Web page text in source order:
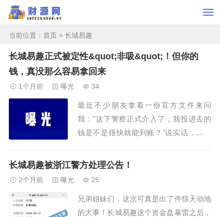
当前位置： 首页 > 长城易趣
长城易趣正式被定性&quot;非吸&quot;！但你的
钱，真没那么容易拿回来
1个月前 曝光 34
最近不少朋友拿着一份官方文件来问
我："这下警察正式介入了，我投进去的
钱是不是很快就能到账？"说实话，看到
个幻想。但该说的话必须说：‌案件立了，
楚...
长城易趣被浙江警方处理公告！
2个月前 曝光 25
兄弟姐妹们，这次可真是出了件惊天动地
的大事！长城易趣这个资金盘暴雷之后，